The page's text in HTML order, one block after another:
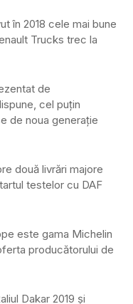
în 2018 cele mai bune
Trucks trec la
de
cel puțin
de noua generație
două livrări majore
testelor cu DAF
este gama Michelin
producătorului de
Dakar 2019 și